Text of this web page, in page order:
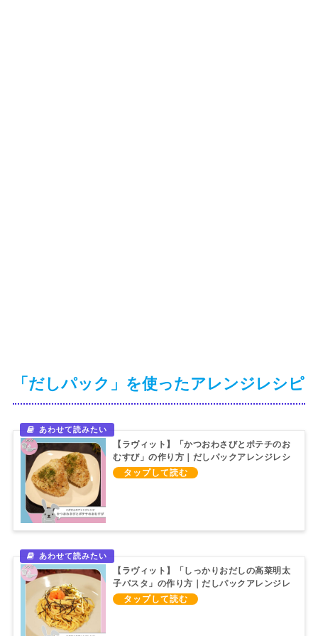
「だしパック」を使ったアレンジレシピ
【ラヴィット】「かつおわさびとポテチのお
むすび」の作り方｜だしパックアレンジレシ
ピ
【ラヴィット】「しっかりおだしの高菜明太
子パスタ」の作り方｜だしパックアレンジレ
シピ